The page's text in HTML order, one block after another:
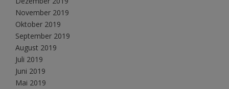
November 2019
Oktober 2019
September 2019
August 2019
Juli 2019
Juni 2019
Mai 2019